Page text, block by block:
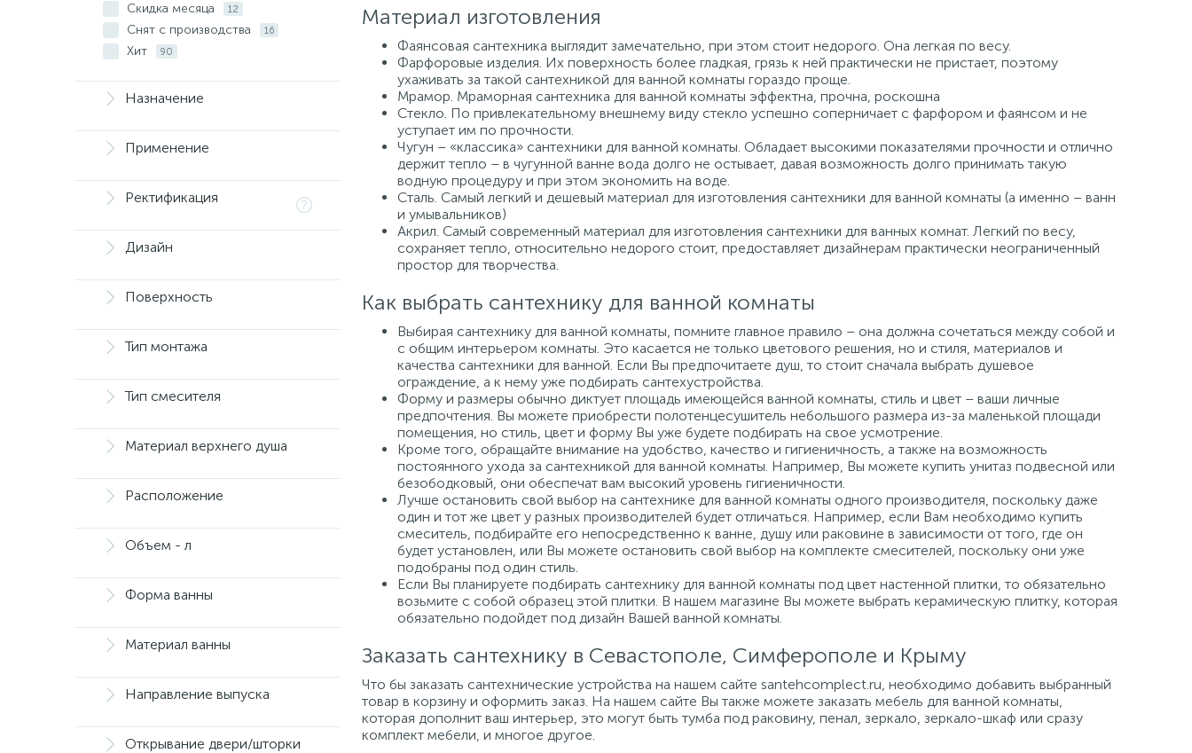
Скидка месяца 12
Снят с производства 16
Хит 90
Назначение
Применение
Ректификация
Дизайн
Поверхность
Тип монтажа
Тип смесителя
Материал верхнего душа
Расположение
Объем - л
Форма ванны
Материал ванны
Направление выпуска
Открывание двери/шторки
Материал изготовления
Фаянсовая сантехника выглядит замечательно, при этом стоит недорого. Она легкая по весу.
Фарфоровые изделия. Их поверхность более гладкая, грязь к ней практически не пристает, поэтому
ухаживать за такой сантехникой для ванной комнаты гораздо проще.
Мрамор. Мраморная сантехника для ванной комнаты эффектна, прочна, роскошна
Стекло. По привлекательному внешнему виду стекло успешно соперничает с фарфором и фаянсом и не
уступает им по прочности.
Чугун – «классика» сантехники для ванной комнаты. Обладает высокими показателями прочности и отлично
держит тепло – в чугунной ванне вода долго не остывает, давая возможность долго принимать такую
водную процедуру и при этом экономить на воде.
Сталь. Самый легкий и дешевый материал для изготовления сантехники для ванной комнаты (а именно – ванн
и умывальников)
Акрил. Самый современный материал для изготовления сантехники для ванных комнат. Легкий по весу,
сохраняет тепло, относительно недорого стоит, предоставляет дизайнерам практически неограниченный
простор для творчества.
Как выбрать сантехнику для ванной комнаты
Выбирая сантехнику для ванной комнаты, помните главное правило – она должна сочетаться между собой и
с общим интерьером комнаты. Это касается не только цветового решения, но и стиля, материалов и
качества сантехники для ванной. Если Вы предпочитаете душ, то стоит сначала выбрать душевое
ограждение, а к нему уже подбирать сантехустройства.
Форму и размеры обычно диктует площадь имеющейся ванной комнаты, стиль и цвет – ваши личные
предпочтения. Вы можете приобрести полотенцесушитель небольшого размера из-за маленькой площади
помещения, но стиль, цвет и форму Вы уже будете подбирать на свое усмотрение.
Кроме того, обращайте внимание на удобство, качество и гигиеничность, а также на возможность
постоянного ухода за сантехникой для ванной комнаты. Например, Вы можете купить унитаз подвесной или
безободковый, они обеспечат вам высокий уровень гигиеничности.
Лучше остановить свой выбор на сантехнике для ванной комнаты одного производителя, поскольку даже
один и тот же цвет у разных производителей будет отличаться. Например, если Вам необходимо купить
смеситель, подбирайте его непосредственно к ванне, душу или раковине в зависимости от того, где он
будет установлен, или Вы можете остановить свой выбор на комплекте смесителей, поскольку они уже
подобраны под один стиль.
Если Вы планируете подбирать сантехнику для ванной комнаты под цвет настенной плитки, то обязательно
возьмите с собой образец этой плитки. В нашем магазине Вы можете выбрать керамическую плитку, которая
обязательно подойдет под дизайн Вашей ванной комнаты.
Заказать сантехнику в Севастополе, Симферополе и Крыму
Что бы заказать сантехнические устройства на нашем сайте santehcomplect.ru, необходимо добавить выбранный
товар в корзину и оформить заказ. На нашем сайте Вы также можете заказать мебель для ванной комнаты,
которая дополнит ваш интерьер, это могут быть тумба под раковину, пенал, зеркало, зеркало-шкаф или сразу
комплект мебели, и многое другое.